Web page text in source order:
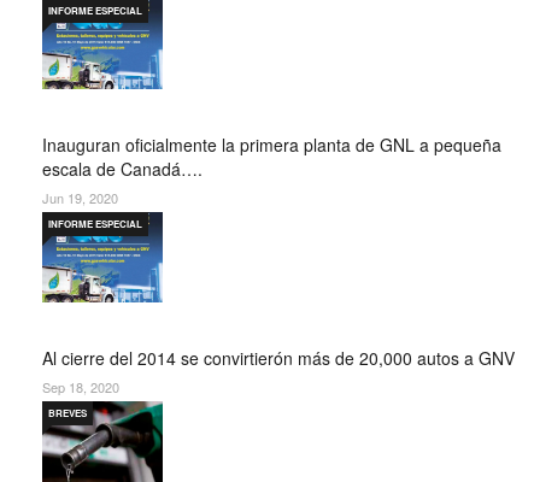
Inauguran oficialmente la primera planta de GNL a pequeña
escala de Canadá….
INFORME ESPECIAL
Jun 19, 2020
Al cierre del 2014 se convirtierón más de 20,000 autos a GNV
INFORME ESPECIAL
Sep 18, 2020
BREVES